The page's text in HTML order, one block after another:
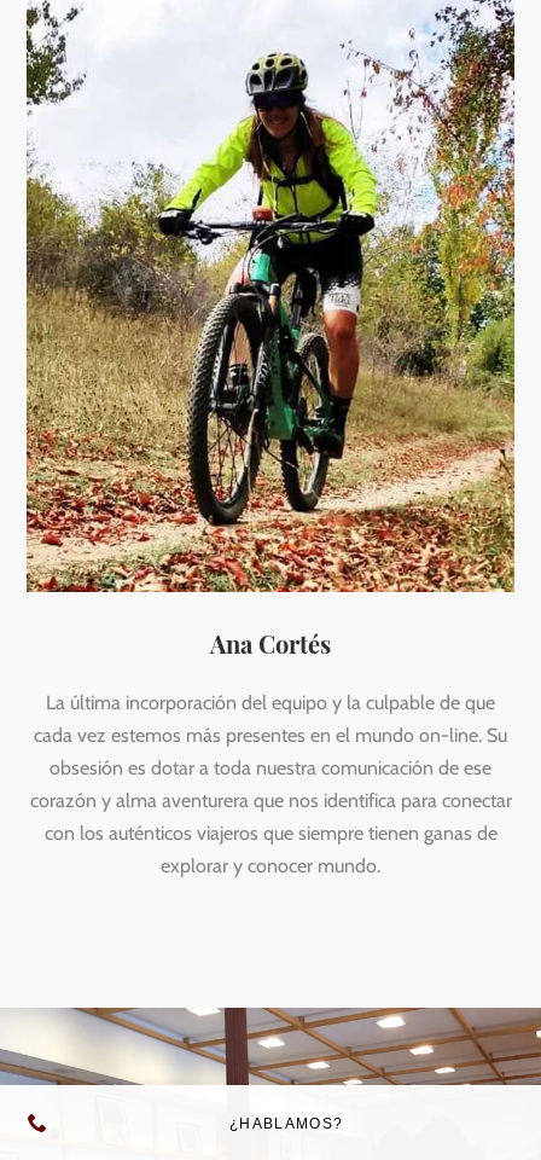
¿HABLAMOS?
Ana Cortés
La última incorporación del equipo y la culpable de que
cada vez estemos más presentes en el mundo on-line. Su
obsesión es dotar a toda nuestra comunicación de ese
corazón y alma aventurera que nos identifica para conectar
con los auténticos viajeros que siempre tienen ganas de
explorar y conocer mundo.